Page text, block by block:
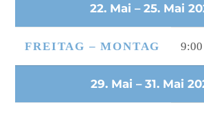
22. Mai – 25. Mai
FREITAG – MONTAG
29. Mai – 31. Mai